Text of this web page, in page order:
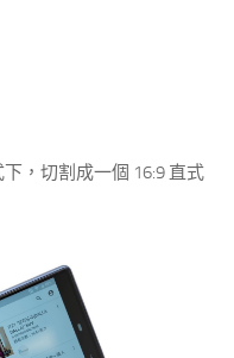
，切割成一個 16:9 直式